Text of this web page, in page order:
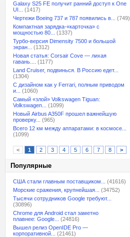
Galaxy S25 FE получит ранний доступ к One
UI...
(1417)
Чертежи Boeing 737 и 787 появились в...
(749)
Компактная зарядка-«карточка» с
мощностью 80...
(1337)
Турбо-версия Dimensity 7500 и большой
экран...
(1312)
Новая статья: Corsair Cove — лихая
гавань....
(1177)
Land Cruiser, подвинься. В Россию едет...
(1304)
С дизайном как у Ferrari, полным приводом
и...
(1060)
Самый «злой» Volkswagen Tiguan:
Volkswagen...
(1099)
Новый Airbus A350F прошел важнейшую
проверку...
(965)
Всего 12 км между аппаратами: в космосе...
(1099)
< 1 2 3 4 5 6 7 8 >
Популярные
США стали главным поставщиком...
(41616)
Морские сражения, крупнейшая...
(34752)
Тысячи сотрудников Google требуют...
(30896)
Chrome для Android стал заметно
плавнее: Google...
(24816)
Вышел релиз OpenIDE Pro —
корпоративной...
(21461)